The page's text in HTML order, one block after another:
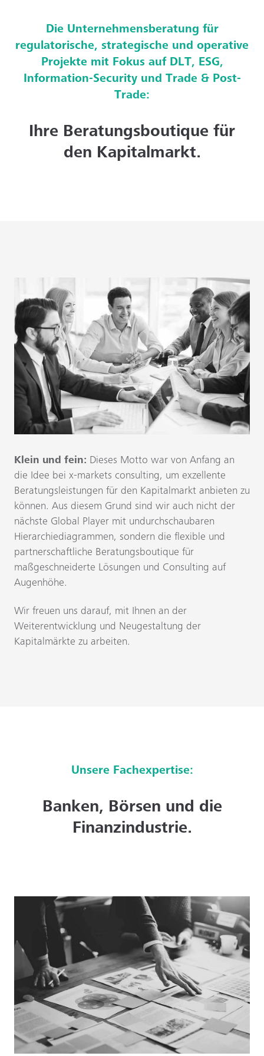
Die Unternehmensberatung für
regulatorische, strategische und operative
Projekte mit Fokus auf DLT, ESG,
Information-Security und Trade & Post-
Trade:
Ihre Beratungsboutique für
den Kapitalmarkt.
Klein und fein: Dieses Motto war von Anfang an
die Idee bei x-markets consulting, um exzellente
Beratungsleistungen für den Kapitalmarkt anbieten zu
können. Aus diesem Grund sind wir auch nicht der
nächste Global Player mit undurchschaubaren
Hierarchiediagrammen, sondern die flexible und
partnerschaftliche Beratungsboutique für
maßgeschneiderte Lösungen und Consulting auf
Augenhöhe.
Wir freuen uns darauf, mit Ihnen an der
Weiterentwicklung und Neugestaltung der
Kapitalmärkte zu arbeiten.
Unsere Fachexpertise:
Banken, Börsen und die
Finanzindustrie.